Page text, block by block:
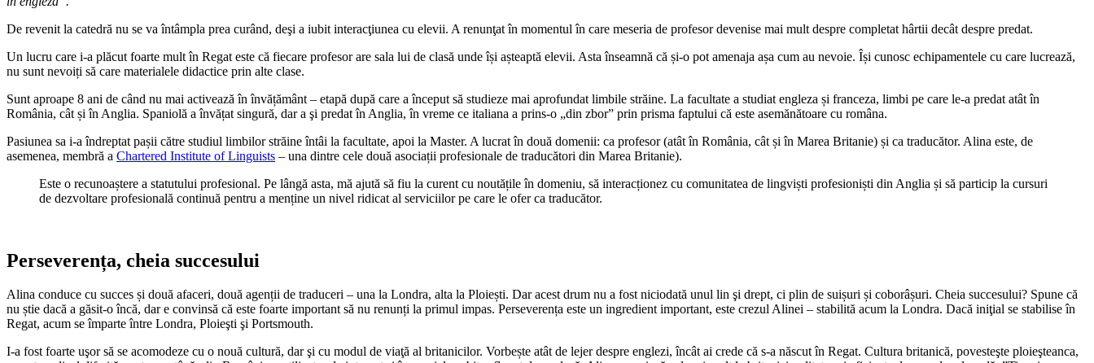
De revenit la catedră nu se va întâmpla prea curând, deşi a iubit interacţiunea cu elevii. A renunţat în momentul în care meseria de profesor devenise mai mult despre completat hârtii decât despre predat.
Un lucru care i-a plăcut foarte mult în Regat este că fiecare profesor are sala lui de clasă unde își așteaptă elevii. Asta înseamnă că și-o pot amenaja așa cum au nevoie. Își cunosc echipamentele cu care lucrează,
nu sunt nevoiți să care materialele didactice prin alte clase.
Sunt aproape 8 ani de când nu mai activează în învățământ – etapă după care a început să studieze mai aprofundat limbile străine. La facultate a studiat engleza și franceza, limbi pe care le-a predat atât în
România, cât și în Anglia. Spaniolă a învățat singură, dar a şi predat în Anglia, în vreme ce italiana a prins-o „din zbor” prin prisma faptului că este asemănătoare cu româna.
Pasiunea sa i-a îndreptat pașii către studiul limbilor străine întâi la facultate, apoi la Master. A lucrat în două domenii: ca profesor (atât în România, cât și în Marea Britanie) și ca traducător. Alina este, de
asemenea, membră a Chartered Institute of Linguists – una dintre cele două asociații profesionale de traducători din Marea Britanie).
Este o recunoaștere a statutului profesional. Pe lângă asta, mă ajută să fiu la curent cu noutățile în domeniu, să interacționez cu comunitatea de lingviști profesioniști din Anglia și să particip la cursuri
de dezvoltare profesională continuă pentru a menține un nivel ridicat al serviciilor pe care le ofer ca traducător.
Perseverența, cheia succesului
Alina conduce cu succes și două afaceri, două agenții de traduceri – una la Londra, alta la Ploiești. Dar acest drum nu a fost niciodată unul lin şi drept, ci plin de suișuri și coborâșuri. Cheia succesului? Spune că
nu știe dacă a găsit-o încă, dar e convinsă că este foarte important să nu renunți la primul impas. Perseverența este un ingredient important, este crezul Alinei – stabilită acum la Londra. Dacă iniţial se stabilise în
Regat, acum se împarte între Londra, Ploieşti şi Portsmouth.
I-a fost foarte uşor să se acomodeze cu o nouă cultură, dar şi cu modul de viaţă al britanicilor. Vorbește atât de lejer despre englezi, încât ai crede că s-a născut în Regat. Cultura britanică, povesteşte ploieşteanca,